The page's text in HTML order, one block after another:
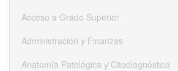
Acceso a Grado Superior
Administración y Finanzas
Anatomía Patológica y Citodiagnóstico